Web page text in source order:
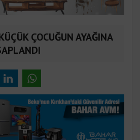
ÇOCUĞUN AYAĞINA